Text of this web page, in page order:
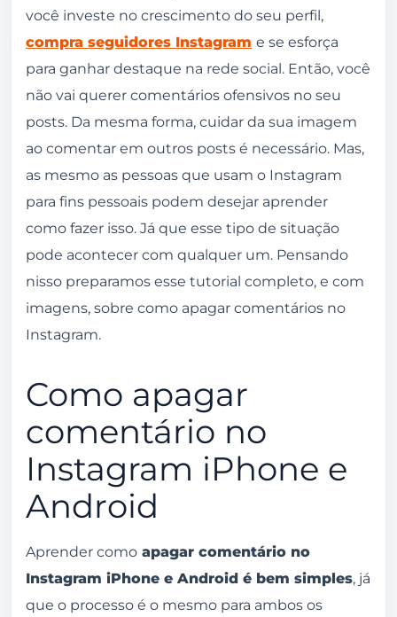
Como apagar comentários em massa no
Instagram
Como apagar comentário no Instagram que
você mesmo fez
Toque novamente no balão para abrir os
comentários.
Encontre seu comentário, toque e
segure, depois clique em excluir.
Como apagar seus comentários em massa no
Instagram
Tocar no botão de 3 traços no seu perfil.
Na próxima tela, toque em comentários.
Agora, clique em selecionar.
Selecione os comentários e clique em
excluir.
Confirme a exclusão clicando novamente
em excluir.
O Instagram avisa quando eu excluo um
comentário?
você investe no crescimento do seu perfil,
compra seguidores Instagram e se esforça
para ganhar destaque na rede social. Então, você
não vai querer comentários ofensivos no seu
posts. Da mesma forma, cuidar da sua imagem
ao comentar em outros posts é necessário. Mas,
as mesmo as pessoas que usam o Instagram
para fins pessoais podem desejar aprender
como fazer isso. Já que esse tipo de situação
pode acontecer com qualquer um. Pensando
nisso preparamos esse tutorial completo, e com
imagens, sobre como apagar comentários no
Instagram.
Como apagar
comentário no
Instagram iPhone e
Android
Aprender como apagar comentário no
Instagram iPhone e Android é bem simples, já
que o processo é o mesmo para ambos os